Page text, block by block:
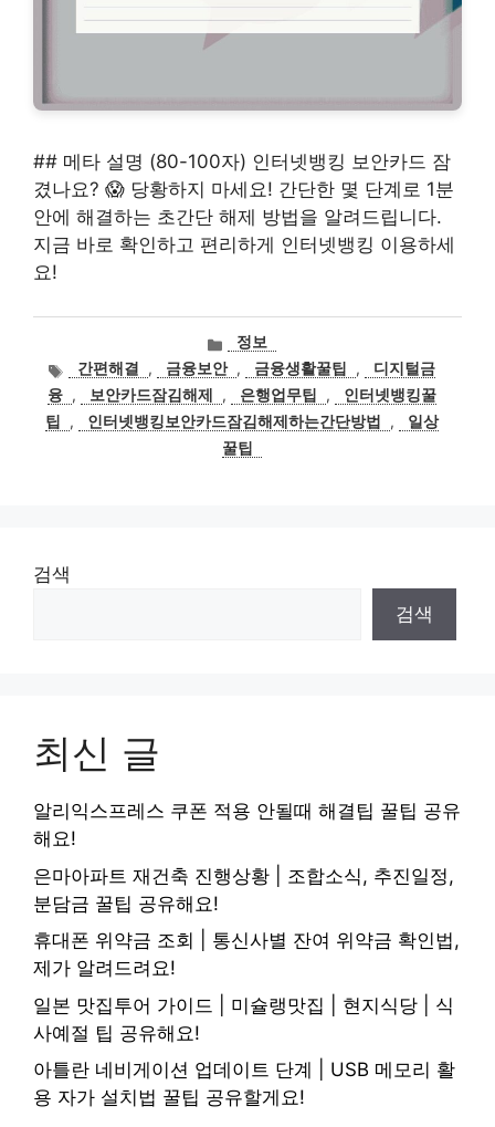
## 메타 설명 (80-100자) 인터넷뱅킹 보안카드 잠
겼나요? 😱 당황하지 마세요! 간단한 몇 단계로 1분
안에 해결하는 초간단 해제 방법을 알려드립니다.
지금 바로 확인하고 편리하게 인터넷뱅킹 이용하세
요!
카
고
리
정보
태간편해결 , 금융보안 , 금융생활꿀팁 ,
디지털금
융 , 보안카드잠김해제 , 은행업무팁 ,
인터넷뱅킹꿀
팁
, 인터넷뱅킹보안카드잠김해제하는간단방법 ,
일상
꿀팁
검색
검색
최신 글
알리익스프레스 쿠폰 적용 안될때 해결팁 꿀팁 공유
해요!
은마아파트 재건축 진행상황 | 조합소식, 추진일정,
분담금 꿀팁 공유해요!
휴대폰 위약금 조회 | 통신사별 잔여 위약금 확인법,
제가 알려드려요!
일본 맛집투어 가이드 | 미슐랭맛집 | 현지식당 | 식
사예절 팁 공유해요!
아틀란 네비게이션 업데이트 단계 | USB 메모리 활
용 자가 설치법 꿀팁 공유할게요!